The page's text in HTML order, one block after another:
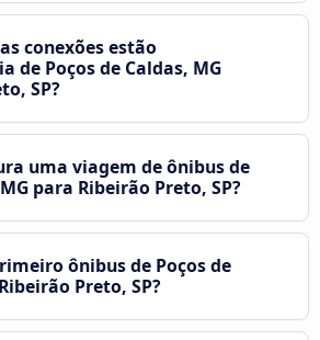
conexões estão
de Poços de Caldas, MG
SP?
uma viagem de ônibus de
para Ribeirão Preto, SP?
ônibus de Poços de
Preto, SP?